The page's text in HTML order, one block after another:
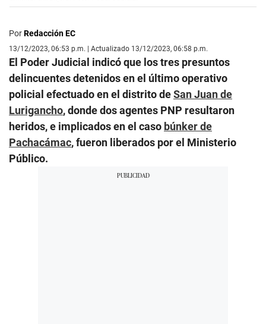
PorRedacción EC
13/12/2023, 06:53 p.m. | Actualizado 13/12/2023, 06:58 p.m.
El Poder Judicial indicó que los tres presuntos
delincuentes detenidos en el último operativo
policial efectuado en el distrito deSan Juan de
Lurigancho, donde dos agentes PNP resultaron
heridos, e implicados en el caso búnker de
Pachacámac, fueron liberados por el Ministerio
Público.